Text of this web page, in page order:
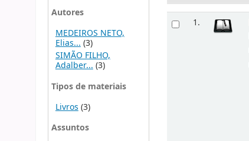
Autores
MEDEIROS NETO,
Elias... (3)
SIMÃO FILHO,
Adalber...(3)
Tipos de materiais
Livros (3)
Assuntos
1.